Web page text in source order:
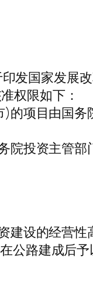
发国家发展
权限如下：
项目由国
投资主管
设的经营
公路建成后